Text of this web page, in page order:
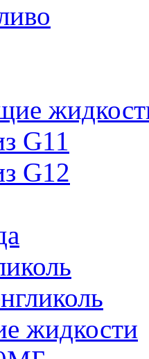
G11
G12
жидкости